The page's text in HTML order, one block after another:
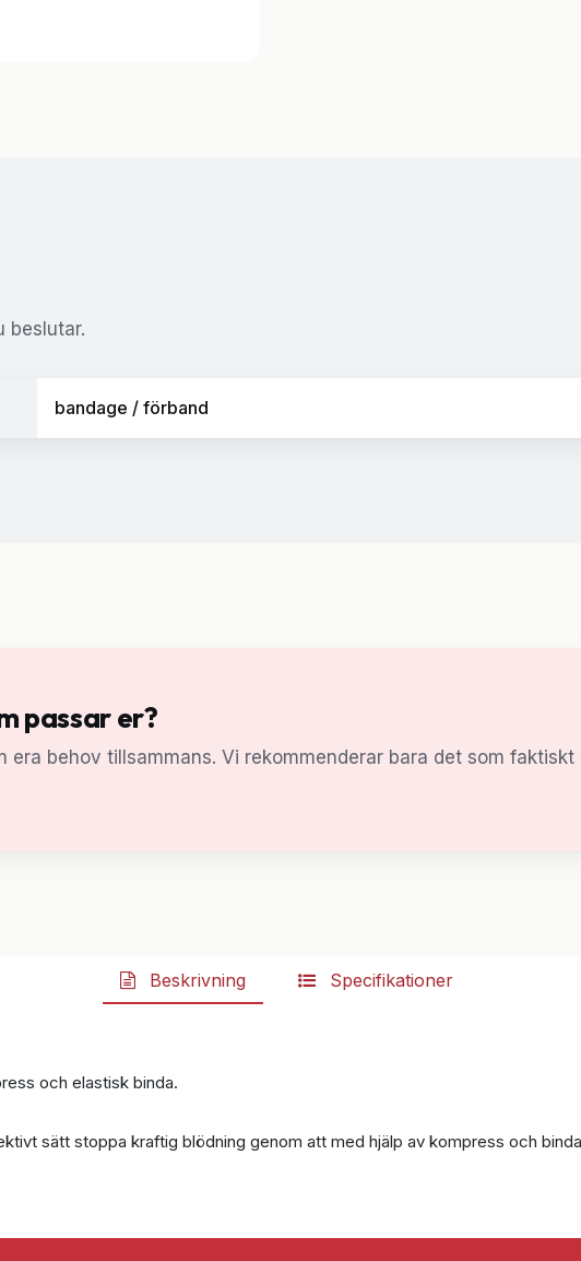
beslutar.
bandage / förband
passar er?
era behov tillsammans. Vi rekommenderar bara det som faktiskt
Beskrivning Specifikationer
och elastisk binda.
sätt stoppa kraftig blödning genom att med hjälp av kompress och